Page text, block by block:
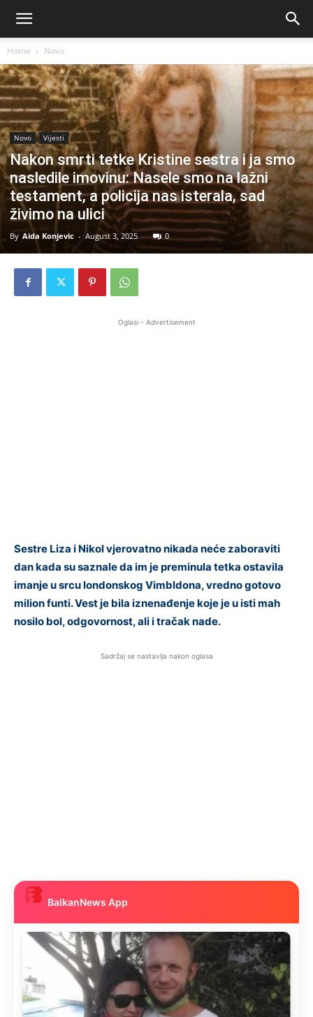
Home Novo
Novo Vijesti
Nakon smrti tetke Kristine sestra i ja smo
nasledile imovinu: Nasele smo na lažni
testament, a policija nas isterala, sad
živimo na ulici
By Aida Konjevic - August 3, 2025 0
Oglasi - Advertisement
Sestre Liza i Nikol vjerovatno nikada neće zaboraviti
dan kada su saznale da im je preminula tetka ostavila
imanje u srcu londonskog Vimbldona, vredno gotovo
milion funti. Vest je bila iznenađenje koje je u isti mah
nosilo bol, odgovornost, ali i tračak nade.
Sadržaj se nastavlja nakon oglasa
BalkanNews App